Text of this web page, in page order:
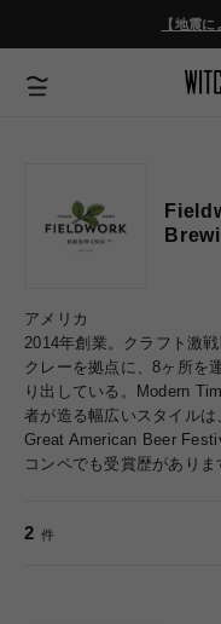
進む
【地震
アメリカ
2014年創業。クラフト激
クレーを拠点に、8ヶ所を
り出している。Modern
者が造る幅広いスタイルは
Great American Beer
コンペでも受賞歴がありま
2件